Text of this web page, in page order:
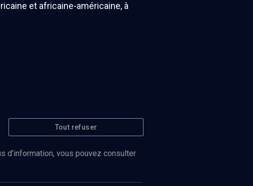
et africaine-américaine, à
Tout refuser
d’information, vous pouvez consulter